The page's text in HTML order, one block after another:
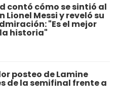
contó cómo se sintió al
Messi y reveló su
"Es el mejor
historia"
posteo de Lamine
de la semifinal frente a